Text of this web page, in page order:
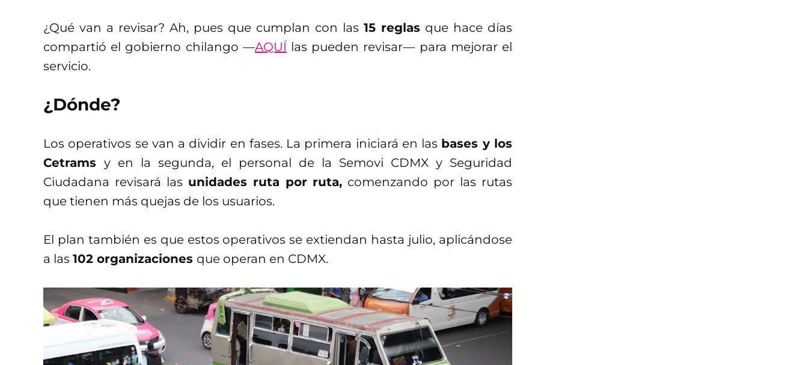
¿Qué van a revisar? Ah, pues que cumplan con las 15 reglas que hace días
compartió el gobierno chilango —AQUÍ las pueden revisar— para mejorar el
servicio.
¿Dónde?
Los operativos se van a dividir en fases. La primera iniciará en las bases y los
Cetrams y en la segunda, el personal de la Semovi CDMX y Seguridad
Ciudadana revisará las unidades ruta por ruta, comenzando por las rutas
que tienen más quejas de los usuarios.
El plan también es que estos operativos se extiendan hasta julio, aplicándose
a las 102 organizaciones que operan en CDMX.